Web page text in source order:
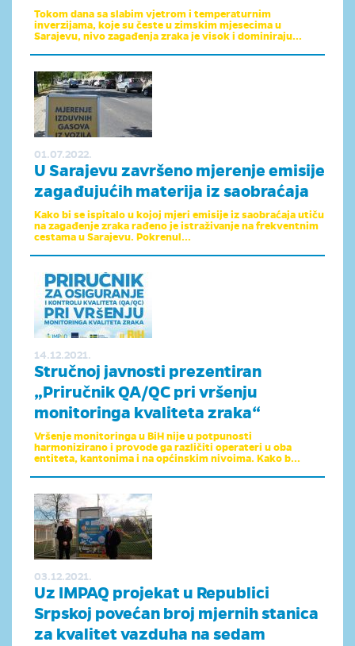
Tokom dana sa slabim vjetrom i temperaturnim
inverzijama, koje su česte u zimskim mjesecima u
Sarajevu, nivo zagađenja zraka je visok i dominiraju...
01.07.2022.
U Sarajevu završeno mjerenje emisije
zagađujućih materija iz saobraćaja
Kako bi se ispitalo u kojoj mjeri emisije iz saobraćaja utiču
na zagađenje zraka rađeno je istraživanje na frekventnim
cestama u Sarajevu. Pokrenul...
14.12.2021.
Stručnoj javnosti prezentiran
„Priručnik QA/QC pri vršenju
monitoringa kvaliteta zraka“
Vršenje monitoringa u BiH nije u potpunosti
harmonizirano i provode ga različiti operateri u oba
entiteta, kantonima i na općinskim nivoima. Kako b...
03.12.2021.
Uz IMPAQ projekat u Republici
Srpskoj povećan broj mjernih stanica
za kvalitet vazduha na sedam